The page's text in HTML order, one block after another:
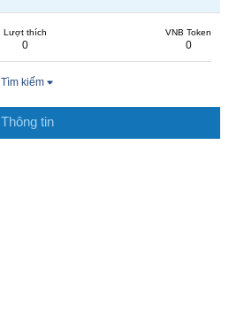
Lượt thích
0
VNB Token
0
Tìm kiếm
Thông tin